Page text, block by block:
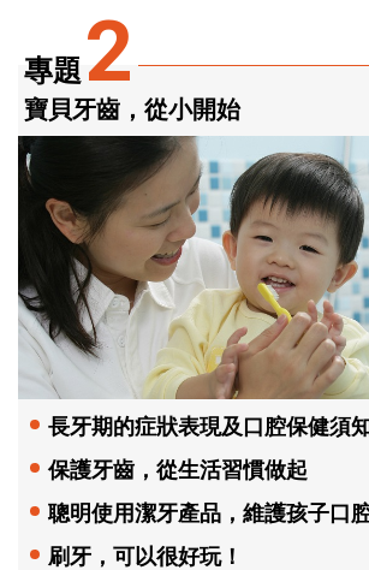
專題2
寶貝牙齒，從小開始
長牙期的症狀表現及口腔保健須
保護牙齒，從生活習慣做起
聰明使用潔牙產品，維護孩子口
刷牙，可以很好玩！